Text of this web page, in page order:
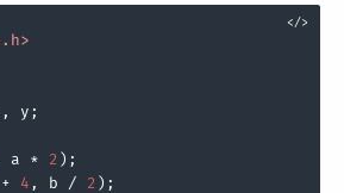
y;
a * 2 );
4 , b / 2 );